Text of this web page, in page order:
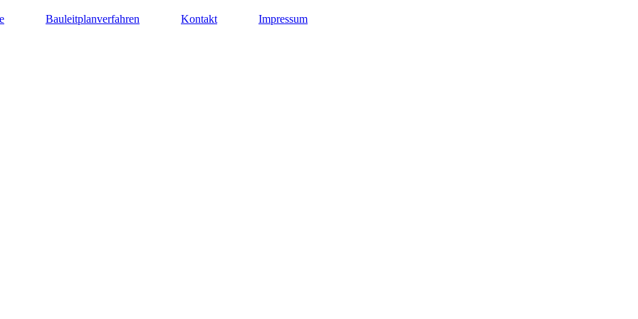
Bauleitplanverfahren Kontakt Impressum